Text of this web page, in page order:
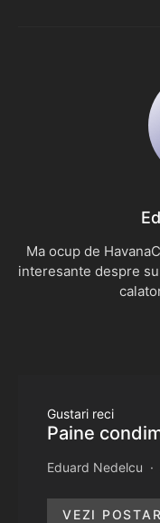
Ma ocup de
interesante despre
Gustari reci
Paine
Eduard Nedelcu
VEZI